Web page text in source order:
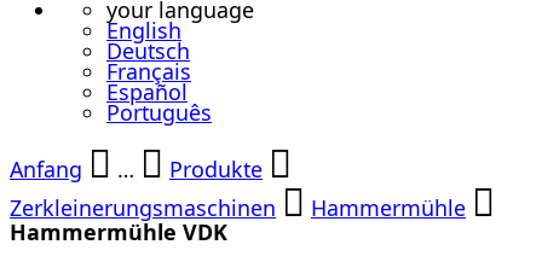
your language
English
Deutsch
Français
Español
Português
Anfang
…
Produkte
Zerkleinerungsmaschinen
Hammermühle
Hammermühle VDK